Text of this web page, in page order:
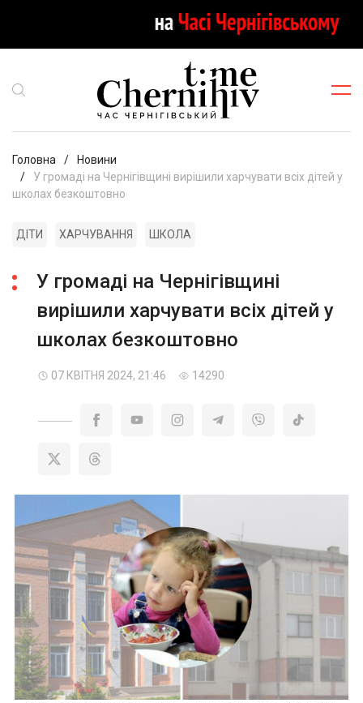
Головна
Новини
У громаді на Чернігівщині вирішили харчувати всіх дітей у
школах безкоштовно
ДІТИ ХАРЧУВАННЯ ШКОЛА
У громаді на Чернігівщині
вирішили харчувати всіх дітей у
школах безкоштовно
07 КВІТНЯ 2024, 21:46 14290